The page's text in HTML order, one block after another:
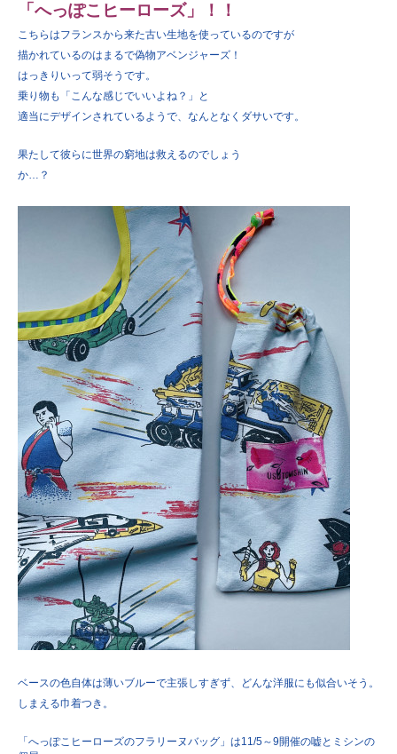
「へっぽこヒーローズ」！！
こちらはフランスから来た古い生地を使っているのですが
描かれているのはまるで偽物アベンジャーズ！
はっきりいって弱そうです。
乗り物も「こんな感じでいいよね？」と
適当にデザインされているようで、なんとなくダサいです。
果たして彼らに世界の窮地は救えるのでしょう
か…？
ベースの色自体は薄いブルーで主張しすぎず、どんな洋服にも似合いそう。
しまえる巾着つき。
「へっぽこヒーローズのフラリーヌバッグ」は11/5～9開催の嘘とミシンの